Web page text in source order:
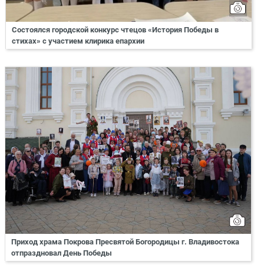
Состоялся городской конкурс чтецов «История Победы в
стихах» с участием клирика епархии
Приход храма Покрова Пресвятой Богородицы г. Владивостока
отпраздновал День Победы